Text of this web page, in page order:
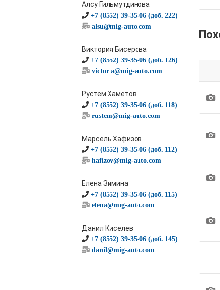
Алсу Гильмутдинова
+7 (8552) 39-35-06 (доб. 222)
alsu@mig-auto.com
Виктория Бисерова
+7 (8552) 39-35-06 (доб. 126)
victoria@mig-auto.com
Рустем Хаметов
+7 (8552) 39-35-06 (доб. 118)
rustem@mig-auto.com
Марсель Хафизов
+7 (8552) 39-35-06 (доб. 112)
hafizov@mig-auto.com
Елена Зимина
+7 (8552) 39-35-06 (доб. 115)
elena@mig-auto.com
Данил Киселев
+7 (8552) 39-35-06 (доб. 145)
danil@mig-auto.com
1
1
1
1